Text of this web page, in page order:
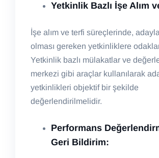
Yetkinlik Bazlı İşe Alım
İşe alım ve terfi süreçlerinde,
olması gereken yetkinliklere
Yetkinlik bazlı mülakatlar ve
merkezi gibi araçlar kullanılarak
yetkinlikleri objektif bir şekilde
değerlendirilmelidir.
Performans
Geri Bildirim: